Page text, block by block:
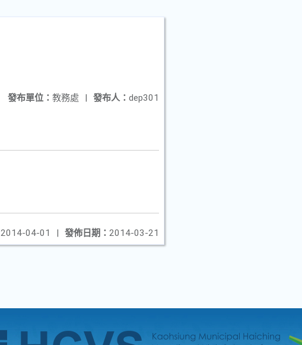
發布人： dep301
發布單位： 教務處 |
發佈日期： 2014-03-21
2014-04-01 |